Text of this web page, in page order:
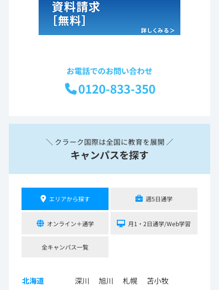
お電話でのお問い合わせ
0120-833-350
＼ クラーク国際は全国に教育を展開 ／
キャンパスを探す
エリアから探す 週5日通学
オンライン＋通学 月1・2日通学/Web学習
全キャンパス一覧
北海道 深川 旭川 札幌 苫小牧